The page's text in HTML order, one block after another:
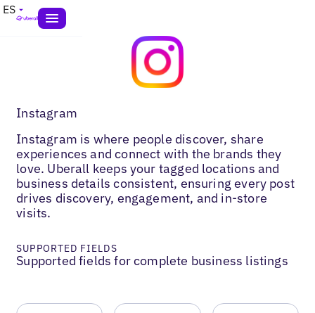
ES
Instagram
Instagram is where people discover, share
experiences and connect with the brands they
love. Uberall keeps your tagged locations and
business details consistent, ensuring every post
drives discovery, engagement, and in-store
visits.
SUPPORTED FIELDS
Supported fields for complete business listings